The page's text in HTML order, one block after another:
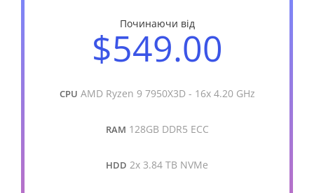
Починаючи від
$549.00
CPU AMD Ryzen 9 7950X3D - 16x 4.20 GHz
RAM 128GB DDR5 ECC
HDD 2x 3.84 TB NVMe